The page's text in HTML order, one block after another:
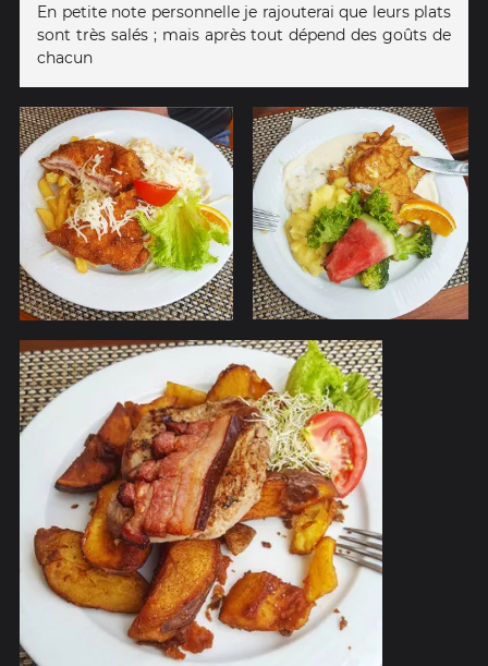
En petite note personnelle je rajouterai que leurs plats
sont très salés ; mais après tout dépend des goûts de
chacun